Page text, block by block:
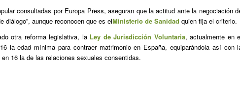
consultadas por Europa Press, aseguran que la actitud ante la negociación
diálogo”, aunque reconocen que es elMinisterio de Sanidad quien fija el criterio.
otra reforma legislativa, la Ley de Jurisdicción Voluntaria, actualmente en
la edad mínima para contraer matrimonio en España, equiparándola así con
16 la de las relaciones sexuales consentidas.